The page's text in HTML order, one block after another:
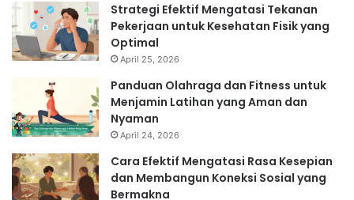
Strategi Efektif Mengatasi Tekanan
Pekerjaan untuk Kesehatan Fisik yang
Optimal
April 25, 2026
Panduan Olahraga dan Fitness untuk
Menjamin Latihan yang Aman dan
Nyaman
April 24, 2026
Cara Efektif Mengatasi Rasa Kesepian
dan Membangun Koneksi Sosial yang
Bermakna